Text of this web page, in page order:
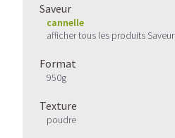
Saveur
cannelle
afficher tous les produits Saveur
Format
950g
Texture
poudre